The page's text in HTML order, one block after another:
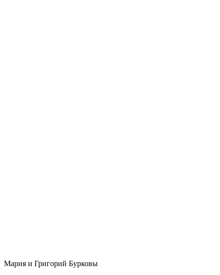
Мария и Григорий Бурковы